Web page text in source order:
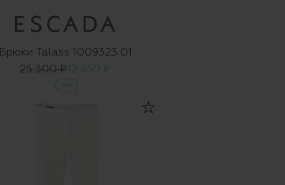
Брюки Talass 1009323 01
25 300 ₽12 650 ₽
-50%